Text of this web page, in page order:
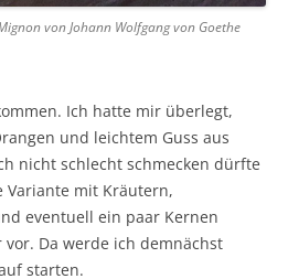
von Johann Wolfgang von Goethe
Ich hatte mir überlegt,
und leichtem Guss aus
nicht schlecht schmecken dürfte
Variante mit Kräutern,
eventuell ein paar Kernen
Da werde ich demnächst
starten.